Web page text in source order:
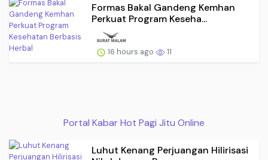
Formas Bakal Gandeng Kemhan
Perkuat Program Keseha...
16 hours ago 11
Portal Kabar Hot Pagi Jitu Online
Luhut Kenang Perjuangan Hilirisasi